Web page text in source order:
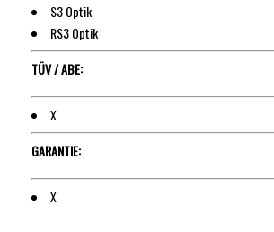
S3 Optik
RS3 Optik
TÜV / ABE:
X
GARANTIE:
X